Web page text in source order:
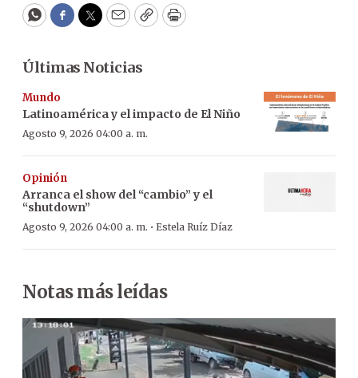
WhatsApp
Facebook
Twitter
EmailCopyPrint
Últimas Noticias
Mundo
Latinoamérica y el impacto de El Niño
Agosto 9, 2026 04:00 a. m.
Opinión
Arranca el show del “cambio” y el
“shutdown”
Agosto 9, 2026 04:00 a. m. · Estela Ruíz Díaz
Notas más leídas